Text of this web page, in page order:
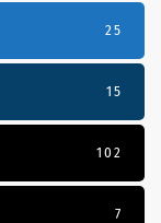
25
15
102
7